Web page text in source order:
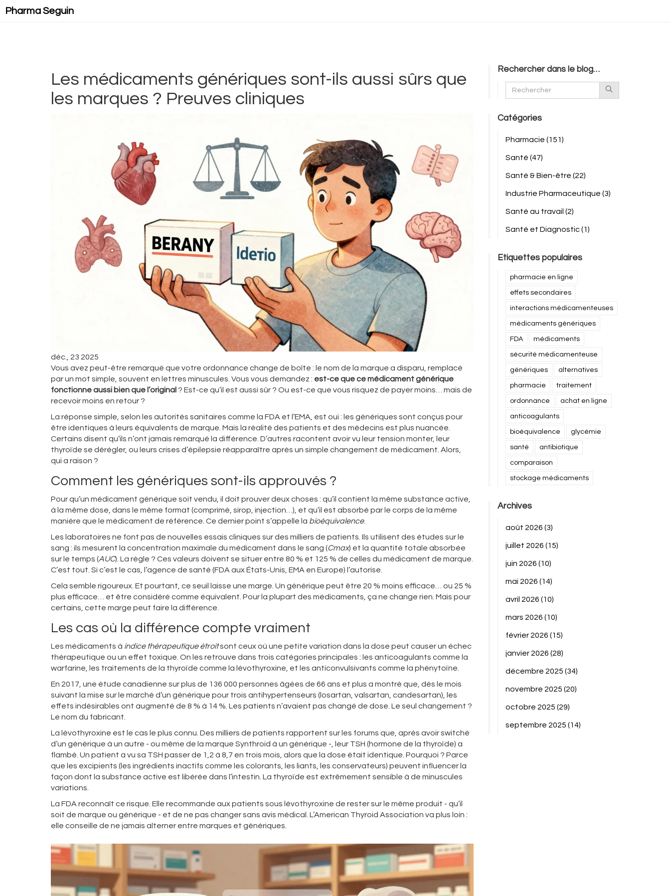
Pharma Seguin
Les médicaments génériques sont-ils aussi sûrs que
les marques ? Preuves cliniques
déc., 23 2025
Vous avez peut-être remarqué que votre ordonnance change de boîte : le nom de la marque a disparu, remplacé
par un mot simple, souvent en lettres minuscules. Vous vous demandez : est-ce que ce médicament générique
fonctionne aussi bien que l’original ? Est-ce qu’il est aussi sûr ? Ou est-ce que vous risquez de payer moins… mais de
recevoir moins en retour ?
La réponse simple, selon les autorités sanitaires comme la FDA et l’EMA, est oui : les génériques sont conçus pour
être identiques à leurs équivalents de marque. Mais la réalité des patients et des médecins est plus nuancée.
Certains disent qu’ils n’ont jamais remarqué la différence. D’autres racontent avoir vu leur tension monter, leur
thyroïde se dérégler, ou leurs crises d’épilepsie réapparaître après un simple changement de médicament. Alors,
qui a raison ?
Comment les génériques sont-ils approuvés ?
Pour qu’un médicament générique soit vendu, il doit prouver deux choses : qu’il contient la même substance active,
à la même dose, dans le même format (comprimé, sirop, injection…), et qu’il est absorbé par le corps de la même
manière que le médicament de référence. Ce dernier point s’appelle la bioéquivalence.
Les laboratoires ne font pas de nouvelles essais cliniques sur des milliers de patients. Ils utilisent des études sur le
sang : ils mesurent la concentration maximale du médicament dans le sang (Cmax) et la quantité totale absorbée
sur le temps (AUC). La règle ? Ces valeurs doivent se situer entre 80 % et 125 % de celles du médicament de marque.
C’est tout. Si c’est le cas, l’agence de santé (FDA aux États-Unis, EMA en Europe) l’autorise.
Cela semble rigoureux. Et pourtant, ce seuil laisse une marge. Un générique peut être 20 % moins efficace… ou 25 %
plus efficace… et être considéré comme équivalent. Pour la plupart des médicaments, ça ne change rien. Mais pour
certains, cette marge peut faire la différence.
Les cas où la différence compte vraiment
Les médicaments à indice thérapeutique étroitsont ceux où une petite variation dans la dose peut causer un échec
thérapeutique ou un effet toxique. On les retrouve dans trois catégories principales : les anticoagulants comme la
warfarine, les traitements de la thyroïde comme la lévothyroxine, et les anticonvulsivants comme la phénytoïne.
En 2017, une étude canadienne sur plus de 136 000 personnes âgées de 66 ans et plus a montré que, dès le mois
suivant la mise sur le marché d’un générique pour trois antihypertenseurs (losartan, valsartan, candesartan), les
effets indésirables ont augmenté de 8 % à 14 %. Les patients n’avaient pas changé de dose. Le seul changement ?
Le nom du fabricant.
La lévothyroxine est le cas le plus connu. Des milliers de patients rapportent sur les forums que, après avoir switché
d’un générique à un autre - ou même de la marque Synthroid à un générique -, leur TSH (hormone de la thyroïde) a
flambé. Un patient a vu sa TSH passer de 1,2 à 8,7 en trois mois, alors que la dose était identique. Pourquoi ? Parce
que les excipients (les ingrédients inactifs comme les colorants, les liants, les conservateurs) peuvent influencer la
façon dont la substance active est libérée dans l’intestin. La thyroïde est extrêmement sensible à de minuscules
variations.
La FDA reconnaît ce risque. Elle recommande aux patients sous lévothyroxine de rester sur le même produit - qu’il
soit de marque ou générique - et de ne pas changer sans avis médical. L’American Thyroid Association va plus loin :
elle conseille de ne jamais alterner entre marques et génériques.
Rechercher dans le blog…
Catégories
Pharmacie (151)
Santé (47)
Santé & Bien-être (22)
Industrie Pharmaceutique (3)
Santé au travail (2)
Santé et Diagnostic(1)
Etiquettes populaires
pharmacie en ligne
effets secondaires
interactions médicamenteuses
médicaments génériques
FDA médicaments
sécurité médicamenteuse
génériques alternatives
pharmacie traitement
ordonnance achat en ligne
anticoagulants
bioéquivalence glycémie
santé antibiotique
comparaison
stockage médicaments
Archives
août 2026 (3)
juillet 2026 (15)
juin 2026 (10)
mai 2026 (14)
avril 2026 (10)
mars 2026 (10)
février 2026 (15)
janvier 2026 (28)
décembre 2025 (34)
novembre 2025 (20)
octobre 2025 (29)
septembre 2025 (14)